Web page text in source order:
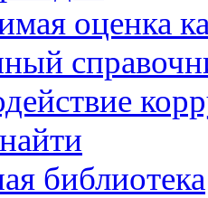
оценка
библиотека